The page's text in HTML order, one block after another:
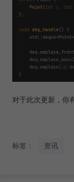
对于此次更新，你
标签： 资讯